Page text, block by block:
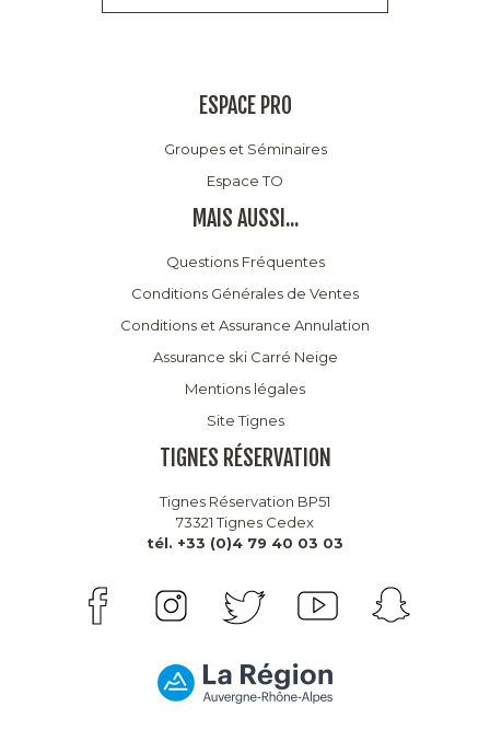
ESPACE PRO
Groupes et Séminaires
Espace TO
MAIS AUSSI...
Questions Fréquentes
Conditions Générales de Ventes
Conditions et Assurance Annulation
Assurance ski Carré Neige
Mentions légales
Site Tignes
TIGNES RÉSERVATION
Tignes Réservation BP51
73321 Tignes Cedex
tél. +33 (0)4 79 40 03 03